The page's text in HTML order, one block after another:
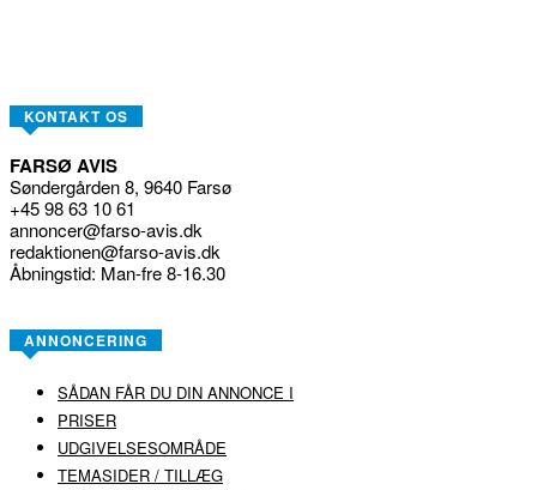
KONTAKT OS
FARSØ AVIS
Søndergården 8, 9640 Farsø
+45 98 63 10 61
annoncer@farso-avis.dk
redaktionen@farso-avis.dk
Åbningstid: Man-fre 8-16.30
ANNONCERING
SÅDAN FÅR DU DIN ANNONCE I
PRISER
UDGIVELSESOMRÅDE
TEMASIDER / TILLÆG